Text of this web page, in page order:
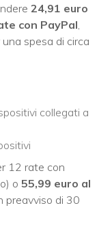
24,91 euro
con PayPal,
spesa di circa
collegati a
12 rate con
o 55,99 euro al
preavviso di 30